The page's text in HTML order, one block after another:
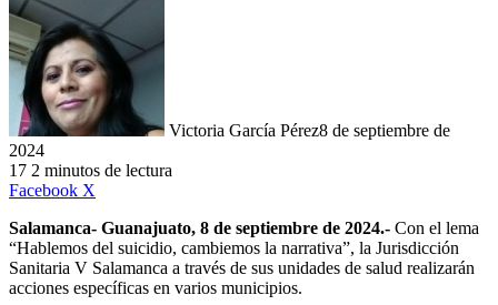
Victoria García Pérez8 de septiembre de
2024
17 2 minutos de lectura
Facebook X
Salamanca- Guanajuato, 8 de septiembre de 2024.- Con el lema
“Hablemos del suicidio, cambiemos la narrativa”, la Jurisdicción
Sanitaria V Salamanca a través de sus unidades de salud realizarán
acciones específicas en varios municipios.